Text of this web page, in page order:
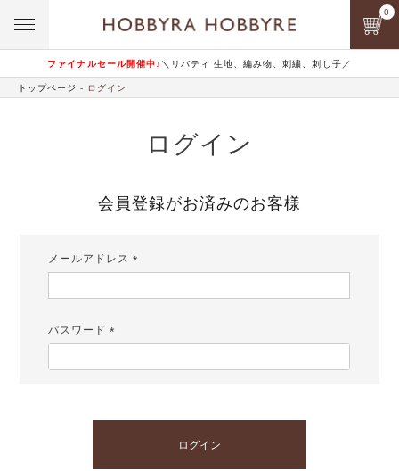
ファイナルセール開催中♪ ＼リバティ 生地、編み物、刺繍、刺し子／
0
トップページ ログイン
ログイン
会員登録がお済みのお客様
メールアドレス
パスワード
ログイン